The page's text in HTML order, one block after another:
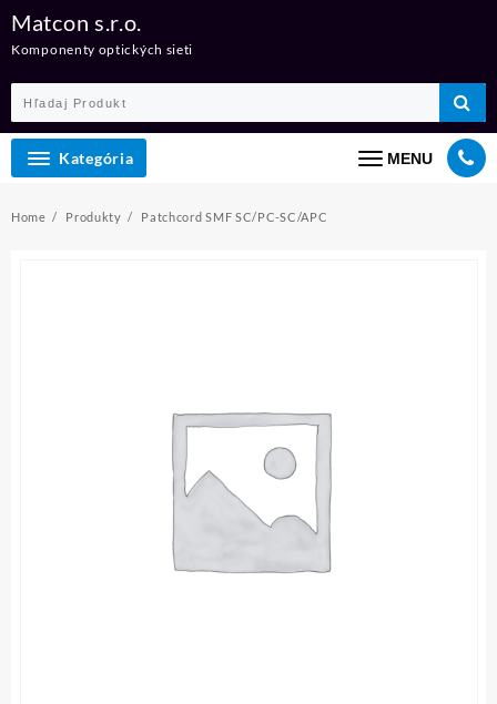
to
content
Matcon s.r.o.
Komponenty optických sieti
Kategória MENU
Home Produkty Patchcord SMF SC/PC-SC/APC